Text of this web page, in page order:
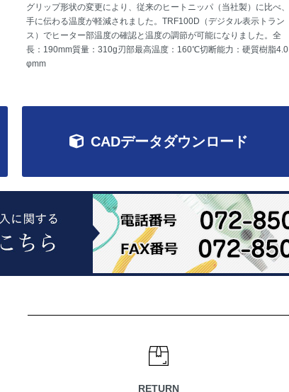
グリップ形状の変更により、従来のヒートニッパ（当社製）に比べ、
手に伝わる温度が軽減されました。TRF100D（デジタル表示トラン
ス）でヒーター部温度の確認と温度の調節が可能になりました。全
長：190mm質量：310g刃部最高温度：160℃切断能力：硬質樹脂4.0
φmm
CADデータダウンロード
RETURN